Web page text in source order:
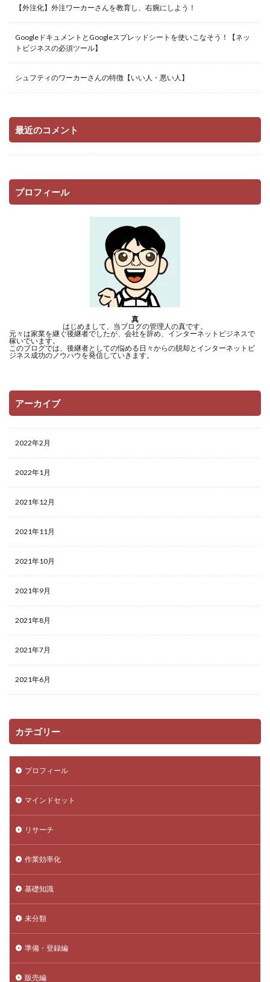
【外注化】外注ワーカーさんを教育し、右腕にしよう！
GoogleドキュメントとGoogleスプレッドシートを使いこなそう！【ネッ
トビジネスの必須ツール】
シュフティのワーカーさんの特徴【いい人・悪い人】
最近のコメント
プロフィール
真
はじめまして、当ブログの管理人の真です。
元々は家業を継ぐ後継者でしたが、会社を辞め、インターネットビジネスで
稼いでいます。
このブログでは、後継者としての悩める日々からの脱却とインターネットビ
ジネス成功のノウハウを発信していきます。
アーカイブ
2022年2月
2022年1月
2021年12月
2021年11月
2021年10月
2021年9月
2021年8月
2021年7月
2021年6月
カテゴリー
プロフィール
マインドセット
リサーチ
作業効率化
基礎知識
未分類
準備・登録編
販売編